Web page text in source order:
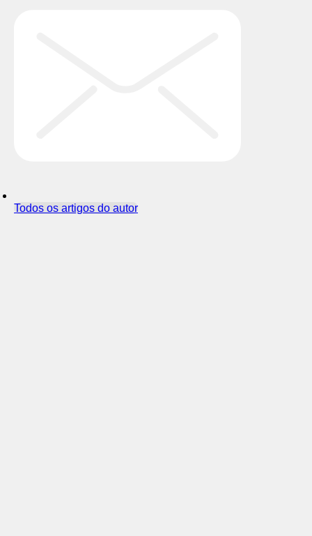
Todos os artigos do autor